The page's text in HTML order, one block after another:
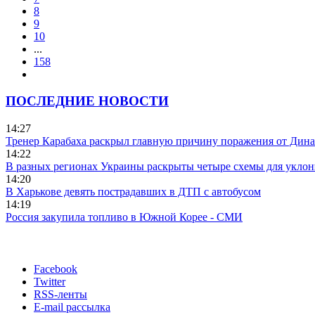
8
9
10
...
158
ПОСЛЕДНИЕ НОВОСТИ
14:27
Тренер Карабаха раскрыл главную причину поражения от
14:22
В разных регионах Украины раскрыты четыре схемы для
14:20
В Харькове девять пострадавших в ДТП с автобусом
14:19
Россия закупила топливо в Южной Корее - СМИ
Facebook
Twitter
RSS-ленты
E-mail рассылка